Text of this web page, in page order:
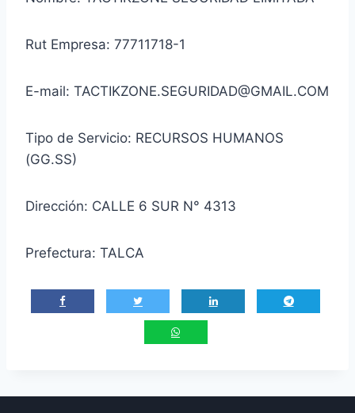
Rut Empresa: 77711718-1
E-mail: TACTIKZONE.SEGURIDAD@GMAIL.COM
Tipo de Servicio: RECURSOS HUMANOS
(GG.SS)
Dirección: CALLE 6 SUR N° 4313
Prefectura: TALCA